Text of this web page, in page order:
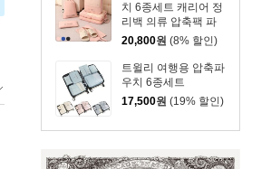
치 6종세트 캐리어 정
리백 의류 압축팩 파
우치 옷정리 수납백
20,800원 (8% 할인)
트윌리 여행용 압축파
우치 6종세트
17,500원 (19% 할인)